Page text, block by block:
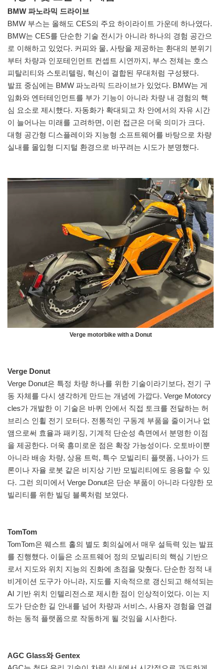
BMW 파노라믹 드라이브
BMW 부스는 올해도 CES의 주요 하이라이트 가운데 하나였다.
BMW는 CES를 단순한 기술 전시가 아니라 하나의 경험 공간으
로 이해하고 있었다. 커피와 물, 사탕을 제공하는 환대의 분위기
부터 차량과 인포테인먼트 컨셉트 시연까지, 부스 전체는 호스
피탈리티와 스토리텔링, 혁신이 결합된 무대처럼 구성됐다.
발표 중심에는 BMW 파노라믹 드라이브가 있었다. BMW는 게
임화와 엔터테인먼트를 부가 기능이 아니라 차량 내 경험의 핵
심 요소로 제시했다. 자동화가 확대되고 차 안에서의 자유 시간
이 늘어나는 미래를 고려하면, 이런 접근은 더욱 의미가 크다.
대형 공간형 디스플레이와 지능형 소프트웨어를 바탕으로 차량
실내를 몰입형 디지털 환경으로 바꾸려는 시도가 분명했다.
Verge motorbike with a Donut
Verge Donut
Verge Donut은 특정 차량 하나를 위한 기술이라기보다, 전기 구
동 자체를 다시 생각하게 만드는 개념에 가깝다. Verge Motorcy
cles가 개발한 이 기술은 바퀴 안에서 직접 토크를 전달하는 허
브리스 인휠 전기 모터다. 전통적인 구동계 부품을 줄이거나 없
앰으로써 효율과 패키징, 기계적 단순성 측면에서 분명한 이점
을 제공한다. 더욱 흥미로운 점은 확장 가능성이다. 오토바이뿐
아니라 배송 차량, 상용 트럭, 특수 모빌리티 플랫폼, 나아가 드
론이나 자율 로봇 같은 비지상 기반 모빌리티에도 응용할 수 있
다. 그런 의미에서 Verge Donut은 단순 부품이 아니라 다양한 모
빌리티를 위한 빌딩 블록처럼 보였다.
TomTom
TomTom은 웨스트 홀의 별도 회의실에서 매우 설득력 있는 발표
를 진행했다. 이들은 소프트웨어 정의 모빌리티의 핵심 기반으
로서 지도와 위치 지능의 진화에 초점을 맞췄다. 단순한 정적 내
비게이션 도구가 아니라, 지도를 지속적으로 갱신되고 해석되는
AI 기반 위치 인텔리전스로 제시한 점이 인상적이었다. 이는 지
도가 단순한 길 안내를 넘어 차량과 서비스, 사용자 경험을 연결
하는 동적 플랫폼으로 작동하게 될 것임을 시사한다.
AGC Glass와 Gentex